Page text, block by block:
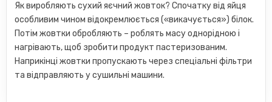
Як виробляють сухий яєчний жовток? Спочатку від яйця
особливим чином відокремлюється («викачується») білок.
Потім жовтки обробляють – роблять масу однорідною і
нагрівають, щоб зробити продукт пастеризованим.
Наприкінці жовтки пропускають через спеціальні фільтри
та відправляють у сушильні машини.